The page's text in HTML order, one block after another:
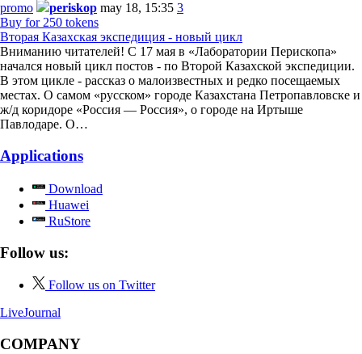
promo periskop may 18, 15:35 3
Buy for 250 tokens
Вторая Казахская экспедиция - новый цикл
Вниманию читателей! С 17 мая в «Лаборатории Перископа»
начался новый цикл постов - по Второй Казахской экспедиции.
В этом цикле - рассказ о малоизвестных и редко посещаемых
местах. О самом «русском» городе Казахстана Петропавловске и
ж/д коридоре «Россия — Россия», о городе на Иртыше
Павлодаре. О…
Applications
Download
Huawei
RuStore
Follow us:
Follow us on Twitter
LiveJournal
COMPANY